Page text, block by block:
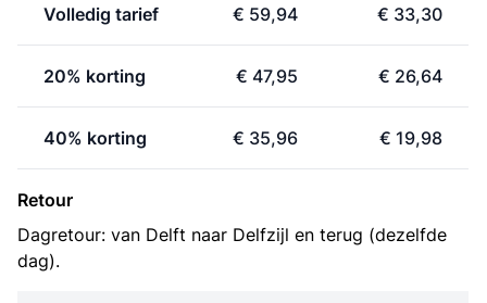
Volledig tarief € 59,94 € 33,30
20% korting € 47,95 € 26,64
40% korting € 35,96 € 19,98
Retour
Dagretour: van Delft naar Delfzijl en terug (dezelfde
dag).